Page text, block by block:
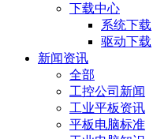
下载中心
系统下载
驱动下载
新闻资讯
全部
工控公司新闻
工业平板资讯
平板电脑标准